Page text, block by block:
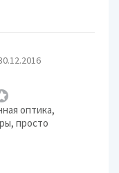
оптика,
просто